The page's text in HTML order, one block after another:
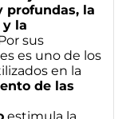
profundas, la
la
sus
es uno de los
en la
de las
estimula la